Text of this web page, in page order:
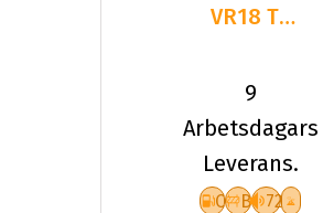
VR18 TL
H750
KINERGY
4S2 XL
9
Arbetsdagars
Leverans.
C B 72